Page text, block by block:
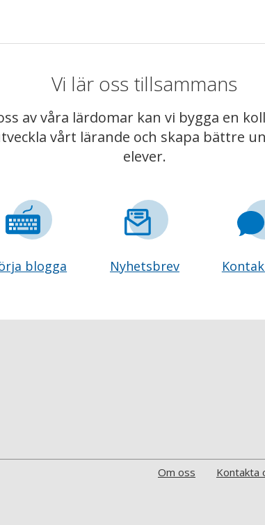
Vi lär oss tillsammans
av våra lärdomar kan vi bygga en
vårt lärande och skapa bättre
elever.
blogga Nyhetsbrev
Om oss Kontakta